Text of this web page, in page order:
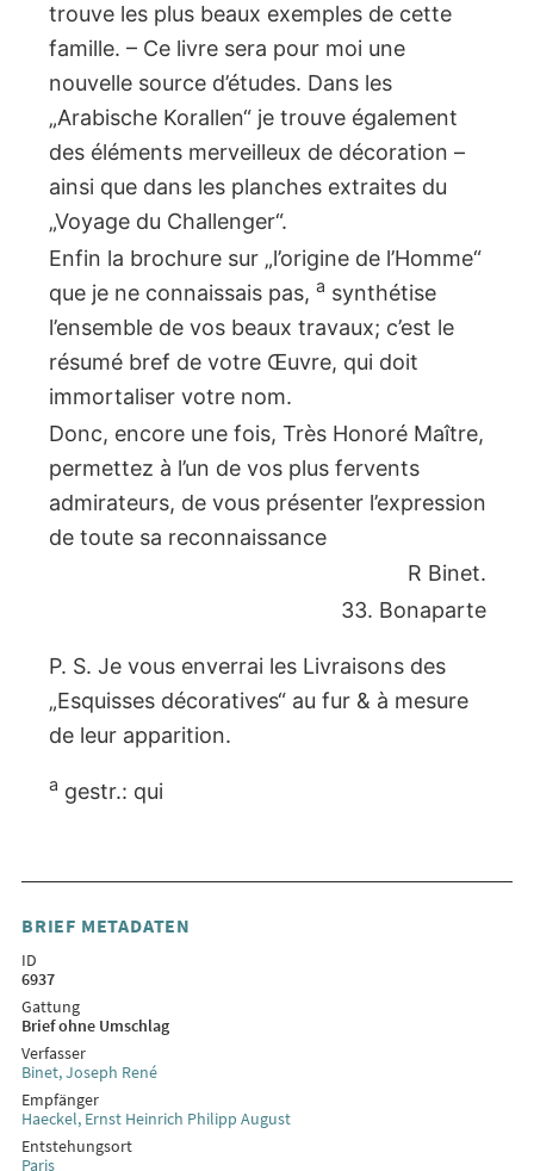
trouve les plus beaux exemples de cette
famille. – Ce livre sera pour moi une
nouvelle source d’études. Dans les
„Arabische Korallen“ je trouve également
des éléments merveilleux de décoration –
ainsi que dans les planches extraites du
„Voyage du Challenger“.
Enfin la brochure sur „l’origine de l’Homme“
que je ne connaissais pas, a synthétise
l’ensemble de vos beaux travaux; c’est le
résumé bref de votre Œuvre, qui doit
immortaliser votre nom.
Donc, encore une fois, Très Honoré Maître,
permettez à l’un de vos plus fervents
admirateurs, de vous présenter l’expression
de toute sa reconnaissance
R Binet.
33. Bonaparte
P. S. Je vous enverrai les Livraisons des
„Esquisses décoratives“ au fur & à mesure
de leur apparition.
a gestr.: qui
BRIEF METADATEN
ID
6937
Gattung
Brief ohne Umschlag
Verfasser
Binet, Joseph René
Empfänger
Haeckel, Ernst Heinrich Philipp August
Entstehungsort
Paris